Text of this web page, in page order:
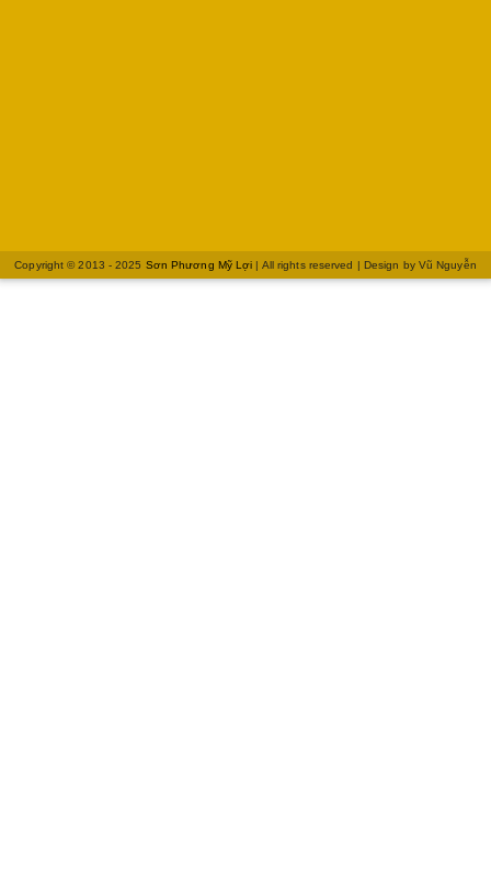
Copyright © 2013 - 2025 Sơn Phương Mỹ Lợi | All rights reserved | Design by Vũ Nguyễn